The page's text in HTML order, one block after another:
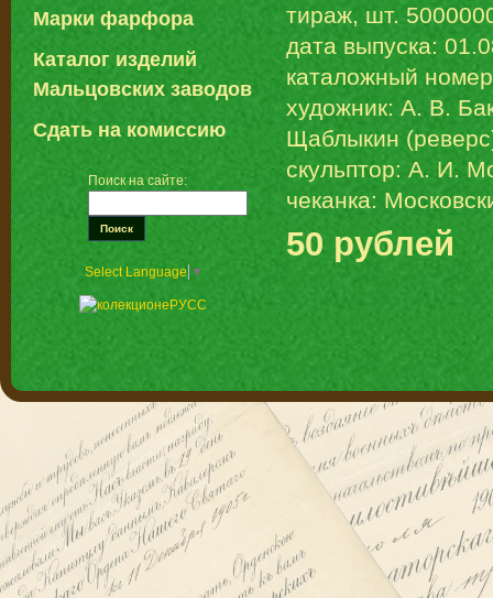
Марки фарфора
Каталог изделий
Мальцовских заводов
Сдать на комиссию
Поиск на сайте:
Select Language ▼
тираж, шт.
дата выпуска:
каталожный
художник: A. В.
Щаблыкин
скульптор: А. И.
чеканка:
50 рублей